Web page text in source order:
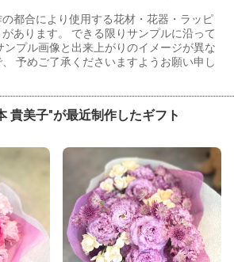
都合により使用する花材・花器・ラッピ
あります。 できる限りサンプルに沿って
ンプル画像と出来上がりのイメージが異な
予めご了承くださいますようお願い申し
貴美子"が最近制作したギフト